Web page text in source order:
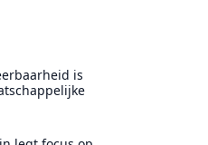
is